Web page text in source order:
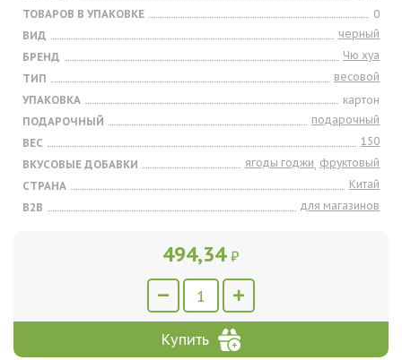
ТОВАРОВ В УПАКОВКЕ
0
ВИД
черный
БРЕНД
Чю хуа
ТИП
весовой
УПАКОВКА
картон
ПОДАРОЧНЫЙ
подарочный
ВЕС
150
ВКУСОВЫЕ ДОБАВКИ
ягоды годжи, фруктовый
СТРАНА
Китай
B2B
для магазинов
494,34 ₽
Купить